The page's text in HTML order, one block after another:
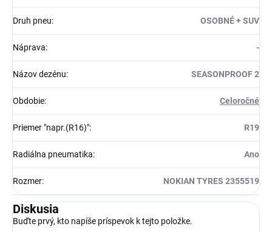
Druh pneu: OSOBNÉ + SUV
Náprava: -
Názov dezénu: SEASONPROOF 2
Obdobie: Celoročné
Priemer "napr.(R16)": R19
Radiálna pneumatika: Ano
Rozmer: NOKIAN TYRES 2355519
Diskusia
Buďte prvý, kto napíše príspevok k tejto položke.